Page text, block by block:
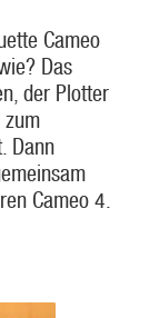
Cameo
Das
der Plotter
Dann
Cameo 4.